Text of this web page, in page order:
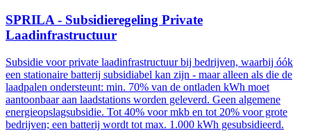
SPRILA - Subsidieregeling Private
Laadinfrastructuur
Subsidie voor private laadinfrastructuur bij bedrijven, waarbij óók
een stationaire batterij subsidiabel kan zijn - maar alleen als die de
laadpalen ondersteunt: min. 70% van de ontladen kWh moet
aantoonbaar aan laadstations worden geleverd. Geen algemene
energieopslagsubsidie. Tot 40% voor mkb en tot 20% voor grote
bedrijven; een batterij wordt tot max. 1.000 kWh gesubsidieerd.